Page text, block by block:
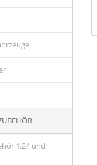
1:24 und